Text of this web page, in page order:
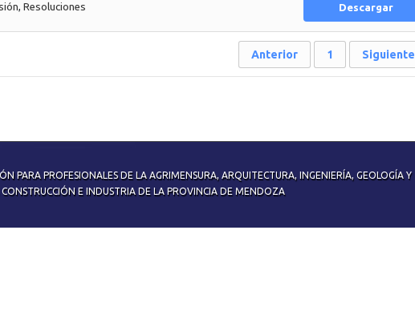
, Resoluciones Descargar
Anterior 1 Siguiente
PARA PROFESIONALES DE LA AGRIMENSURA, ARQUITECTURA, INGENIERÍA, GEOLOGÍA Y
CONSTRUCCIÓN E INDUSTRIA DE LA PROVINCIA DE MENDOZA